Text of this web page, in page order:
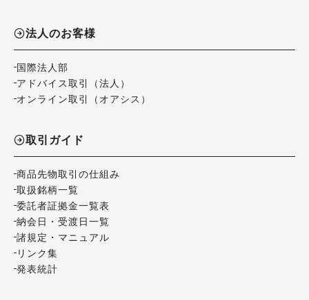
法人のお客様
国際法人部
アドバイス取引（法人）
オンライン取引（オアシス）
取引ガイド
商品先物取引の仕組み
取扱銘柄一覧
委託者証拠金一覧表
納会日・受渡日一覧
諸規定・マニュアル
リンク集
発表統計